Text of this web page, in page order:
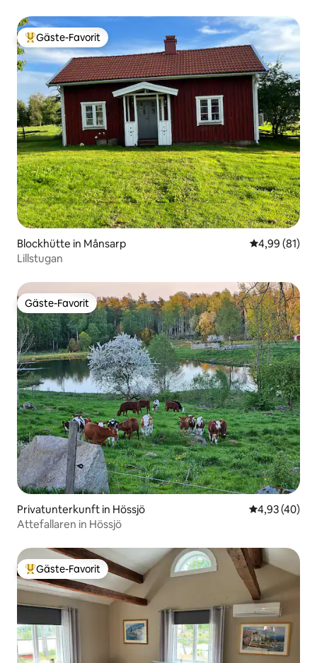
Beliebter Gäste-Favorit.
Gäste-Favorit
Blockhütte in Månsarp
4,99 (81)
Lillstugan
Gäste-Favorit
Gäste-Favorit
Privatunterkunft in Hössjö
4,93 (40)
Attefallaren in Hössjö
Beliebter Gäste-Favorit.
Gäste-Favorit